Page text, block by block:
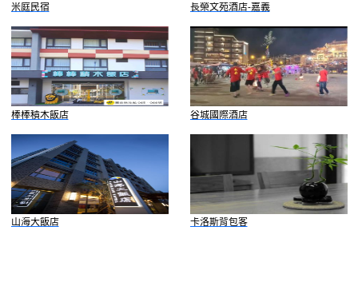
米庭民宿 長榮文苑酒店-嘉義
棒棒積木飯店 谷城國際酒店
山海大飯店 卡洛斯背包客